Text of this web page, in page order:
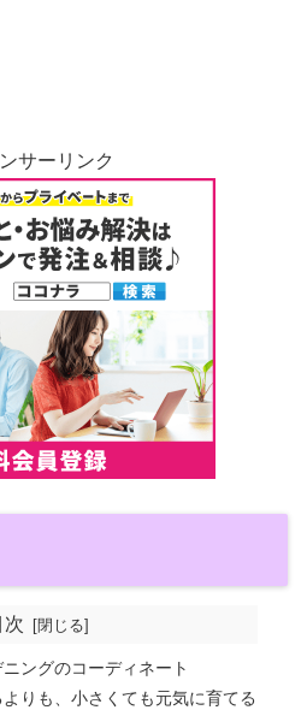
サーリンク
次
ングのコーディネート
りも、小さくても元気に育てる